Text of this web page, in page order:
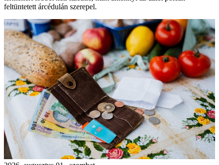
feltüntetett árcédulán szerepel.